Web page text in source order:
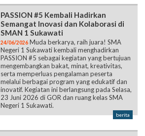
PASSION #5 Kembali Hadirkan
Semangat Inovasi dan Kolaborasi di
SMAN 1 Sukawati
24/06/2026 Muda berkarya, raih juara! SMA
Negeri 1 Sukawati kembali menghadirkan
PASSION #5 sebagai kegiatan yang bertujuan
mengembangkan bakat, minat, kreativitas,
serta memperluas pengalaman peserta
melalui berbagai program yang edukatif dan
inovatif. Kegiatan ini berlangsung pada Selasa,
23 Juni 2026 di GOR dan ruang kelas SMA
Negeri 1 Sukawati.
berita